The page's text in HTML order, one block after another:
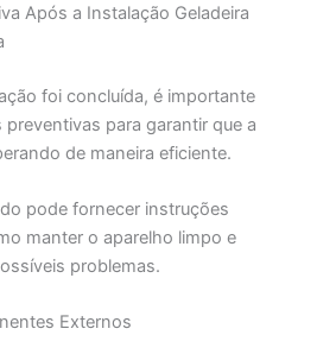
Após a Instalação Geladeira
foi concluída, é importante
preventivas para garantir que a
de maneira eficiente.
pode fornecer instruções
manter o aparelho limpo e
problemas.
Externos